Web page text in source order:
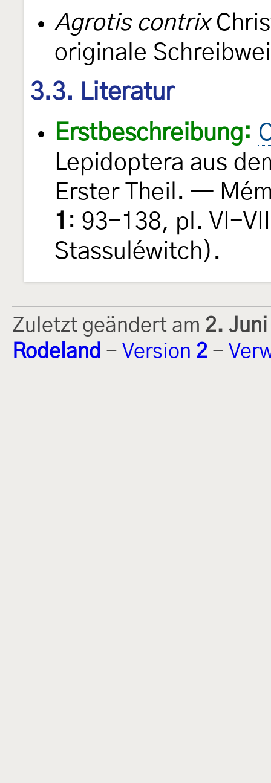
Agrotis contrix
originale
3.3. Literatur
Erstbeschreibung:
Lepidoptera aus
Erster Theil. —
1 : 93-138, pl. VI-
Stassuléwitch).
Zuletzt geändert am 2.
Rodeland - Version 2 -